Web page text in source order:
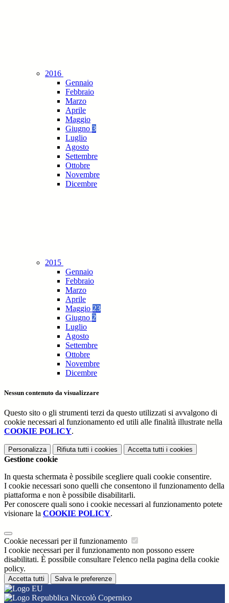
2016
Gennaio
Febbraio
Marzo
Aprile
Maggio
Giugno 3
Luglio
Agosto
Settembre
Ottobre
Novembre
Dicembre
2015
Gennaio
Febbraio
Marzo
Aprile
Maggio 23
Giugno 2
Luglio
Agosto
Settembre
Ottobre
Novembre
Dicembre
Nessun contenuto da visualizzare
Questo sito o gli strumenti terzi da questo utilizzati si avvalgono di
cookie necessari al funzionamento ed utili alle finalità illustrate nella
COOKIE POLICY.
Personalizza Rifiuta tutti i cookies Accetta tutti i cookies
Gestione cookie
In questa schermata è possibile scegliere quali cookie consentire.
I cookie necessari sono quelli che consentono il funzionamento della
piattaforma e non è possibile disabilitarli.
Per conoscere quali sono i cookie necessari al funzionamento potete
visionare la COOKIE POLICY.
Cookie necessari per il funzionamento
I cookie necessari per il funzionamento non possono essere
disabilitati. È possibile consultare l'elenco nella pagina della cookie
policy.
Accetta tutti Salva le preferenze
Niccolò Copernico